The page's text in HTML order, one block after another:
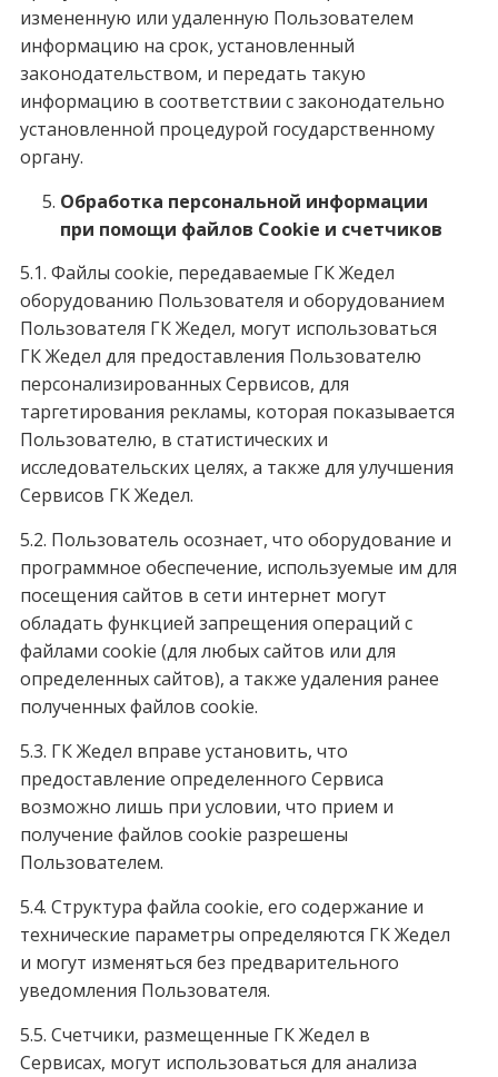
измененную или удаленную Пользователем
информацию на срок, установленный
законодательством, и передать такую
информацию в соответствии с законодательно
установленной процедурой государственному
органу.
Обработка персональной информации
при помощи файлов Cookie и счетчиков
5.1. Файлы cookie, передаваемые ГК Жедел
оборудованию Пользователя и оборудованием
Пользователя ГК Жедел, могут использоваться
ГК Жедел для предоставления Пользователю
персонализированных Сервисов, для
таргетирования рекламы, которая показывается
Пользователю, в статистических и
исследовательских целях, а также для улучшения
Сервисов ГК Жедел.
5.2. Пользователь осознает, что оборудование и
программное обеспечение, используемые им для
посещения сайтов в сети интернет могут
обладать функцией запрещения операций с
файлами cookie (для любых сайтов или для
определенных сайтов), а также удаления ранее
полученных файлов cookie.
5.3. ГК Жедел вправе установить, что
предоставление определенного Сервиса
возможно лишь при условии, что прием и
получение файлов cookie разрешены
Пользователем.
5.4. Структура файла cookie, его содержание и
технические параметры определяются ГК Жедел
и могут изменяться без предварительного
уведомления Пользователя.
5.5. Счетчики, размещенные ГК Жедел в
Сервисах, могут использоваться для анализа